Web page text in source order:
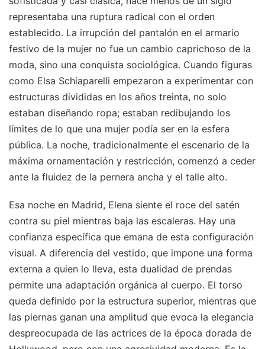
representaba una ruptura radical con el orden
establecido. La irrupción del pantalón en el armario
festivo de la mujer no fue un cambio caprichoso de la
moda, sino una conquista sociológica. Cuando figuras
como Elsa Schiaparelli empezaron a experimentar con
estructuras divididas en los años treinta, no solo
estaban diseñando ropa; estaban redibujando los
límites de lo que una mujer podía ser en la esfera
pública. La noche, tradicionalmente el escenario de la
máxima ornamentación y restricción, comenzó a ceder
ante la fluidez de la pernera ancha y el talle alto.
Esa noche en Madrid, Elena siente el roce del satén
contra su piel mientras baja las escaleras. Hay una
confianza específica que emana de esta configuración
visual. A diferencia del vestido, que impone una forma
externa a quien lo lleva, esta dualidad de prendas
permite una adaptación orgánica al cuerpo. El torso
queda definido por la estructura superior, mientras que
las piernas ganan una amplitud que evoca la elegancia
despreocupada de las actrices de la época dorada de